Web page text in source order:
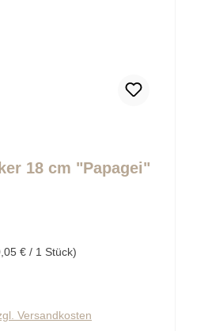
18 cm "Papagei"
€ / 1 Stück)
Versandkosten